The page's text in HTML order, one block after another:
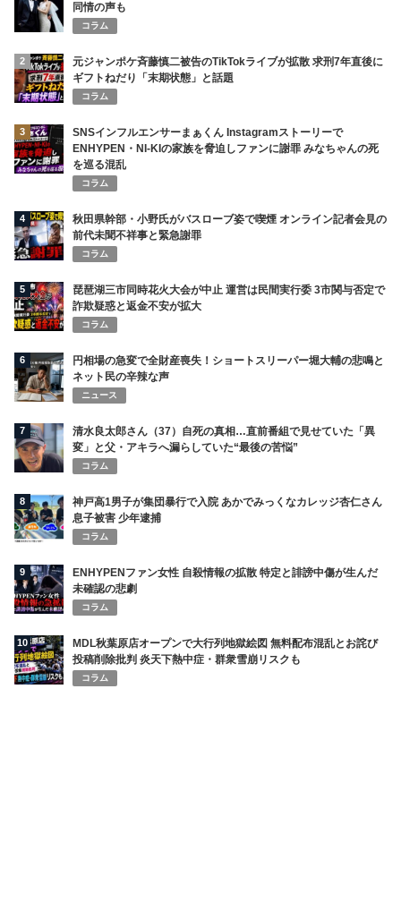
同情の声も
コラム
2
元ジャンポケ斉藤慎二被告のTikTokライブが拡散 求刑7年直後に
ギフトねだり「末期状態」と話題
コラム
3
SNSインフルエンサーまぁくん Instagramストーリーで
ENHYPEN・NI-KIの家族を脅迫しファンに謝罪 みなちゃんの死
を巡る混乱
コラム
4
秋田県幹部・小野氏がバスローブ姿で喫煙 オンライン記者会見の
前代未聞不祥事と緊急謝罪
コラム
5
琵琶湖三市同時花火大会が中止 運営は民間実行委 3市関与否定で
詐欺疑惑と返金不安が拡大
コラム
6
円相場の急変で全財産喪失！ショートスリーパー堀大輔の悲鳴と
ネット民の辛辣な声
ニュース
7
清水良太郎さん（37）自死の真相…直前番組で見せていた「異
変」と父・アキラへ漏らしていた“最後の苦悩”
コラム
8
神戸高1男子が集団暴行で入院 あかでみっくなカレッジ杏仁さん
息子被害 少年逮捕
コラム
9
ENHYPENファン女性 自殺情報の拡散 特定と誹謗中傷が生んだ
未確認の悲劇
コラム
10
MDL秋葉原店オープンで大行列地獄絵図 無料配布混乱とお詫び
投稿削除批判 炎天下熱中症・群衆雪崩リスクも
コラム